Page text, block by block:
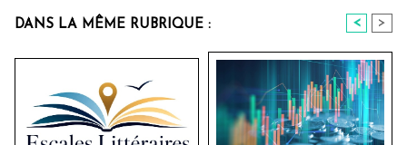
DANS LA MÊME RUBRIQUE : < >